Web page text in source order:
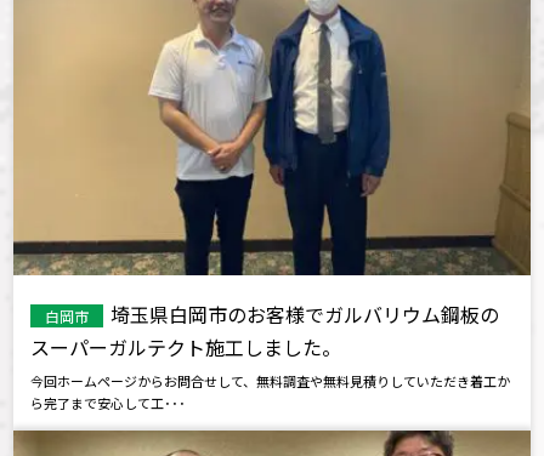
白岡市
埼玉県白岡市のお客様でガルバリウム鋼板の
スーパーガルテクト施工しました。
今回ホームページからお問合せして、無料調査や無料見積りしていただき着工か
ら完了まで安心して工･･･